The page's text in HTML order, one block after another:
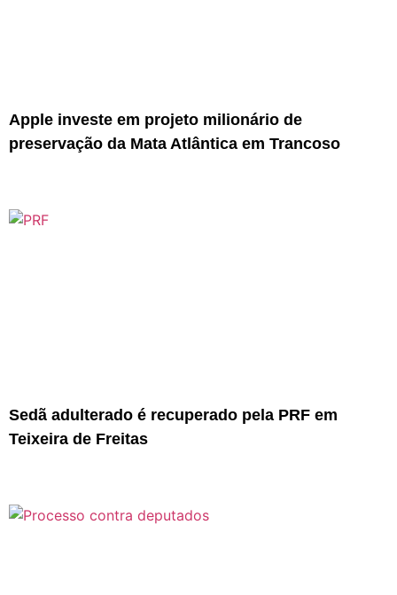
Apple investe em projeto milionário de
preservação da Mata Atlântica em Trancoso
Sedã adulterado é recuperado pela PRF em
Teixeira de Freitas